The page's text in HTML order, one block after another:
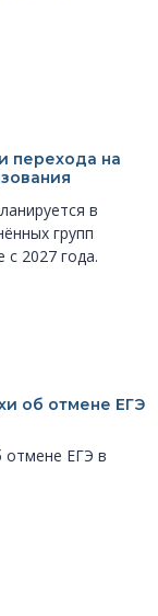
перехода на
в
групп
с 2027 года.
об отмене ЕГЭ
отмене ЕГЭ в